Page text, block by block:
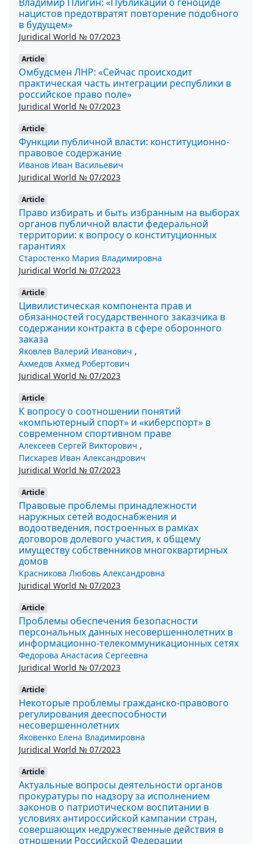
нацистов предотвратят повторение подобного
в будущем»
Juridical World № 07/2023
Article
Омбудсмен ЛНР: «Сейчас происходит
практическая часть интеграции республики в
российское право поле»
Juridical World № 07/2023
Article
Функции публичной власти: конституционно-
правовое содержание
Иванов Иван Васильевич
Juridical World № 07/2023
Article
Право избирать и быть избранным на выборах
органов публичной власти федеральной
территории: к вопросу о конституционных
гарантиях
Старостенко Мария Владимировна
Juridical World № 07/2023
Article
Цивилистическая компонента прав и
обязанностей государственного заказчика в
содержании контракта в сфере оборонного
заказа
Яковлев Валерий Иванович ,
Ахмедов Ахмед Робертович
Juridical World № 07/2023
Article
К вопросу о соотношении понятий
«компьютерный спорт» и «киберспорт» в
современном спортивном праве
Алексеев Сергей Викторович ,
Пискарев Иван Александрович
Juridical World № 07/2023
Article
Правовые проблемы принадлежности
наружных сетей водоснабжения и
водоотведения, построенных в рамках
договоров долевого участия, к общему
имуществу собственников многоквартирных
домов
Красникова Любовь Александровна
Juridical World № 07/2023
Article
Проблемы обеспечения безопасности
персональных данных несовершеннолетних в
информационно-телекоммуникационных сетях
Федорова Анастасия Сергеевна
Juridical World № 07/2023
Article
Некоторые проблемы гражданско-правового
регулирования дееспособности
несовершеннолетних
Яковенко Елена Владимировна
Juridical World № 07/2023
Article
Актуальные вопросы деятельности органов
прокуратуры по надзору за исполнением
законов о патриотическом воспитании в
условиях антироссийской кампании стран,
совершающих недружественные действия в
отношении Российской Федерации